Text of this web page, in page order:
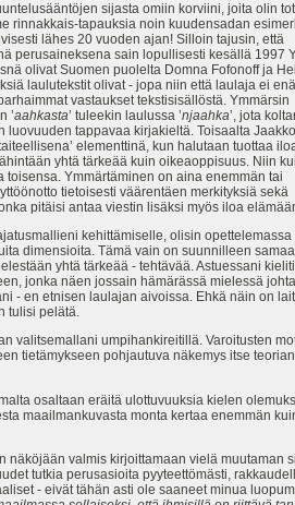
sijasta omiin korviini, joita olin
rinnakkais-tapauksia noin kuudensadan
lähes 20 vuoden ajan! Silloin tajusin, että
perusaineksena sain lopullisesti kesällä 1997
olivat Suomen puolelta Domna Fofonoff ja
laulutekstit olivat - jopa niin että laulaja ei
vastaukset tekstisisällöstä. Ymmärsin
’aahkasta’ tuleekin laulussa ’njaahka’, jota
luovuuden tappavaa kirjakieltä. Toisaalta
elementtinä, kun halutaan tuottaa
yhtä tärkeää kuin oikeaoppisuus. Niin
Ymmärtäminen on aina enemmän tai
tietoisesti väärentäen merkityksiä sekä
pitäisi antaa viestin lisäksi myös iloa
kehittämiselle, olisin
dimensioita. Tämä vain on suunnilleen
yhtä tärkeää - tehtävää. Astuessani
jonka näen jossain hämärässä mielessä
- en etnisen laulajan aivoissa. Ehkä näin on
tulisi pelätä.
valitsemallani umpihankireitillä. Varoitusten
tietämykseen pohjautuva näkemys itse teorian
osaltaan eräitä ulottuvuuksia kielen
maailmankuvasta monta kertaa enemmän
näköjään valmis kirjoittamaan vielä muutaman
tutkia perusasioita pyyteettömästi,
- eivät tähän asti ole saaneet minua